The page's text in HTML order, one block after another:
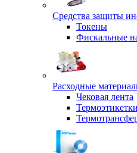
Средства защиты
Токены
Фискальные
Расходные
Чековая лента
Термоэтикетки